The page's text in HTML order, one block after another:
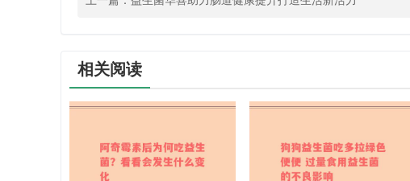
相关阅读